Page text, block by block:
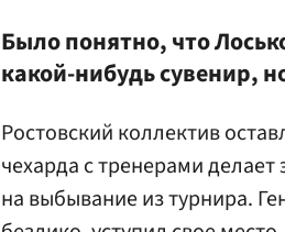
Было понятно, что
какой-нибудь сувенир,
Ростовский коллектив
чехарда с тренерами
на выбывание из турнира.